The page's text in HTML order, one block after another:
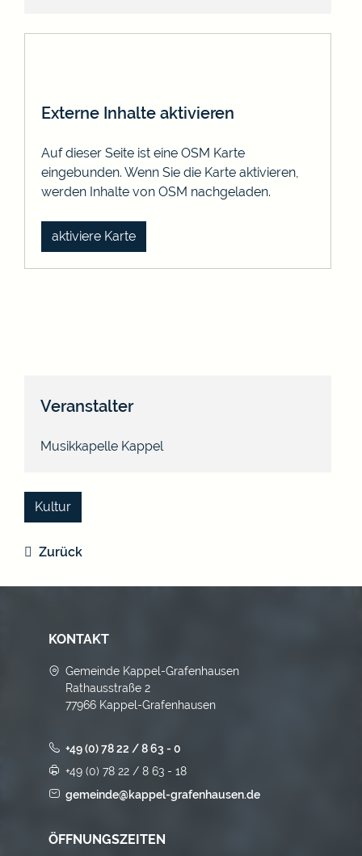
Externe Inhalte aktivieren
Auf dieser Seite ist eine OSM Karte
eingebunden. Wenn Sie die Karte aktivieren,
werden Inhalte von OSM nachgeladen.
aktiviere Karte
Veranstalter
Musikkapelle Kappel
Kultur
Zurück
KONTAKT
Gemeinde Kappel-Grafenhausen
Rathausstraße 2
77966 Kappel-Grafenhausen
+49 (0) 78 22 / 8 63 - 0
+49 (0) 78 22 / 8 63 - 18
gemeinde@kappel-grafenhausen.de
ÖFFNUNGSZEITEN